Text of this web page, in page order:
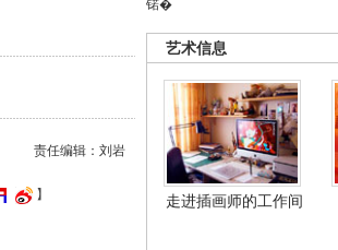
锘�
艺术信息
走进插画师的工作间
责任编辑：刘岩
】